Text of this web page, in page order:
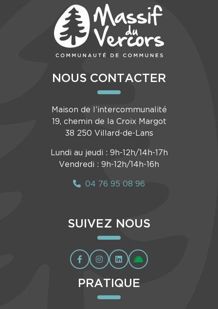
NOUS CONTACTER
Maison de l’intercommunalité
19, chemin de la Croix Margot
38 250 Villard-de-Lans
Lundi au jeudi : 9h-12h/14h-17h
Vendredi : 9h-12h/14h-16h
04 76 95 08 96
SUIVEZ NOUS
PRATIQUE